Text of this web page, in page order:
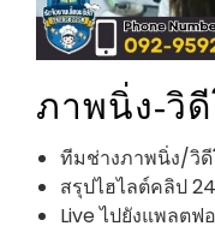
ภาพนิ่ง‑วิ
ทีมช่างภาพนิ่ง/วิ
สรุปไฮไลต์คลิป
Live ไปยังแพลตฟ